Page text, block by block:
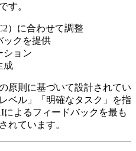
す。
）に合わせて調整
ックを提供
ション
成
原則に基づいて設計されてい
ベル」「明確なタスク」を指
よるフィードバックを最も
れています。